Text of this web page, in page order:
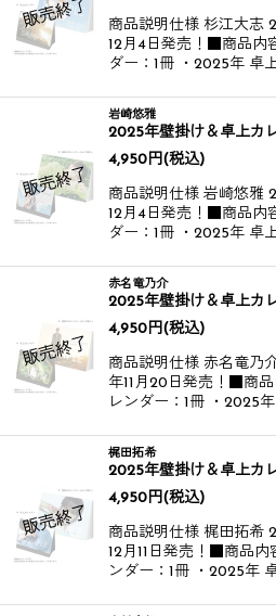
商品説明仕様 杉江大志
12月4日発売！​ ​ ■商品
ダー：1冊 ・2025年 卓
岩崎悠雅
2025年壁掛け＆卓上カ
4,950 円(税込)
商品説明仕様 岩崎悠雅
12月4日発売！​ ■商品内
ダー：1冊 ・2025年 卓
赤名竜乃介
2025年壁掛け＆卓上カ
4,950 円(税込)
商品説明仕様 赤名竜乃
年11月20日発売！​ ■商
レンダー：1冊 ・2025
梶田拓希
2025年壁掛け＆卓上カ
4,950 円(税込)
商品説明仕様 梶田拓希
12月11日発売！​ ■商品
ンダー：1冊 ・2025年